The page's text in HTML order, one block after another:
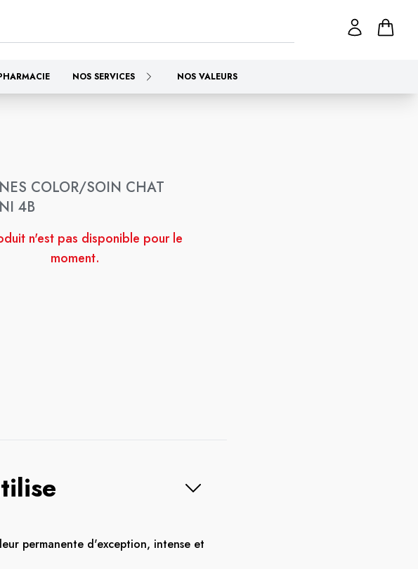
NOS SERVICES NOS VALEURS
COLOR/SOIN CHAT
4B
n'est pas disponible pour le
moment.
permanente d'exception, intense et